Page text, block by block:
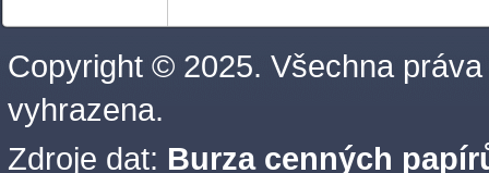
Copyright © 2025. Všechna práva
vyhrazena.
Zdroje dat: Burza cenných